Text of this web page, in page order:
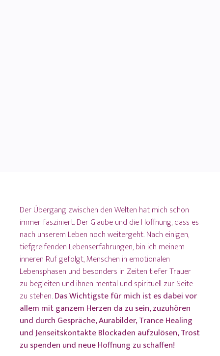
Der Übergang zwischen den Welten hat mich schon
immer fasziniert. Der Glaube und die Hoffnung, dass es
nach unserem Leben noch weitergeht. Nach einigen,
tiefgreifenden Lebenserfahrungen, bin ich meinem
inneren Ruf gefolgt, Menschen in emotionalen
Lebensphasen und besonders in Zeiten tiefer Trauer
zu begleiten und ihnen mental und spirituell zur Seite
zu stehen.Das Wichtigste für mich ist es dabei vor
allem mit ganzem Herzen da zu sein, zuzuhören
und durch Gespräche, Aurabilder, Trance Healing
und Jenseitskontakte Blockaden aufzulösen, Trost
zu spenden und neue Hoffnung zu schaffen!